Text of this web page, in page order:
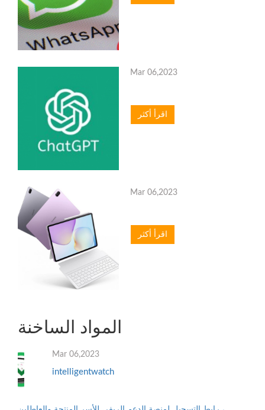
Mar 06,2023
اقرأ أكثر
Mar 06,2023
اقرأ أكثر
المواد الساخنة
Mar 06,2023
intelligentwatch